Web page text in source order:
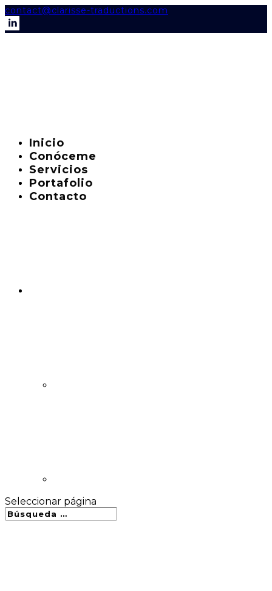
contact@clarisse-traductions.com
Inicio
Conóceme
Servicios
Portafolio
Contacto
Seleccionar página